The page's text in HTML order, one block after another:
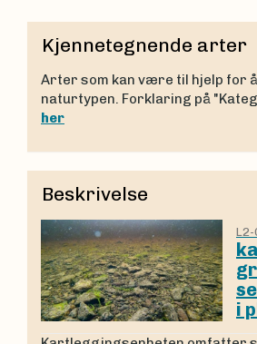
Kjennetegnende arter
Arter som kan være til hjelp for
naturtypen. Forklaring på
her
Beskrivelse
L2-
i